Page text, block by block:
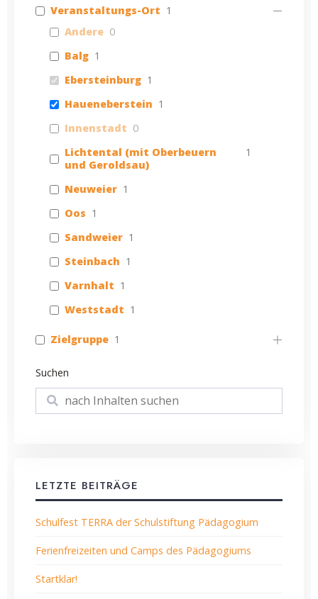
Veranstaltungs-Ort 1
Andere 0
Balg 1
Ebersteinburg 1
Haueneberstein 1
Innenstadt 0
Lichtental (mit Oberbeuern
und Geroldsau)
1
Neuweier 1
Oos 1
Sandweier 1
Steinbach 1
Varnhalt 1
Weststadt 1
Zielgruppe 1
Suchen
Suchen
LETZTE BEITRÄGE
Schulfest TERRA der Schulstiftung Pädagogium
Ferienfreizeiten und Camps des Pädagogiums
Startklar!